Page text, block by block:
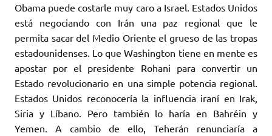
Obama puede costarle muy caro a Israel. Estados Unidos
está negociando con Irán una paz regional que le
permita sacar del Medio Oriente el grueso de las tropas
estadounidenses. Lo que Washington tiene en mente es
apostar por el presidente Rohani para convertir un
Estado revolucionario en una simple potencia regional.
Estados Unidos reconocería la influencia iraní en Irak,
Siria y Líbano. Pero también lo haría en Bahréin y
Yemen. A cambio de ello, Teherán renunciaría a